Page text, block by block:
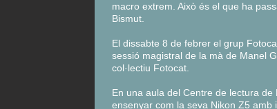
macro extrem. Això és el que ha
Bismut.
El dissabte 8 de febrer el grup
sessió magistral de la mà de Manel
col·lectiu Fotocat.
En una aula del Centre de lectura de
ensenyar com la seva Nikon Z5 amb